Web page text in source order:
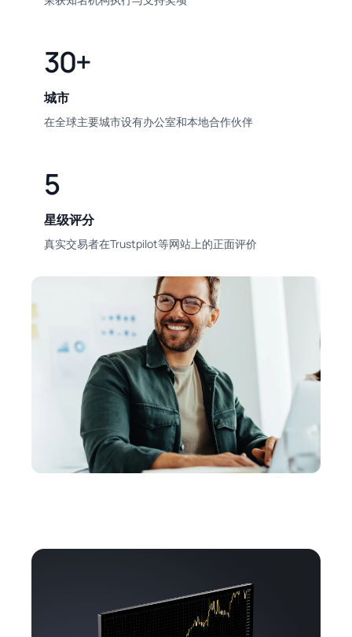
30+
城市
在全球主要城市设有办公室和本地合作伙伴
5
星级评分
真实交易者在Trustpilot等网站上的正面评价